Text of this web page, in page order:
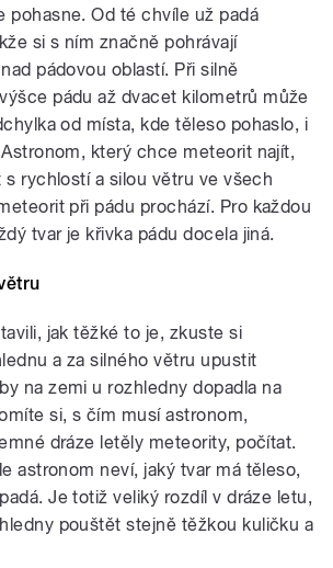
pohasne. Od té chvíle už padá
si s ním značně pohrávají
pádovou oblastí. Při silně
pádu až dvacet kilometrů může
od místa, kde těleso pohaslo, i
který chce meteorit najít,
rychlostí a silou větru ve všech
při pádu prochází. Pro každou
tvar je křivka pádu docela jiná.
jak těžké to je, zkuste si
a za silného větru upustit
na zemi u rozhledny dopadla na
si, s čím musí astronom,
dráze letěly meteority, počítat.
astronom neví, jaký tvar má těleso,
Je totiž veliký rozdíl v dráze letu,
pouštět stejně těžkou kuličku a